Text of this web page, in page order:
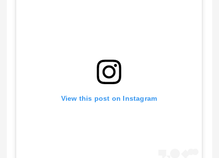
View this post on Instagram